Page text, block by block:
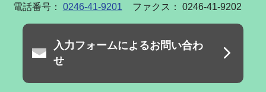
電話番号： 0246-41-9201 ファクス： 0246-41-9202
入力フォームによるお問い合わ
せ